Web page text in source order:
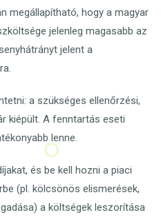
megállapítható, hogy a magyar
jelenleg magasabb az
jelent a
a szükséges ellenőrzési,
kiépült. A fenntartás eseti
lenne.
és be kell hozni a piaci
(pl. kölcsönös elismerések,
a költségek leszorítása